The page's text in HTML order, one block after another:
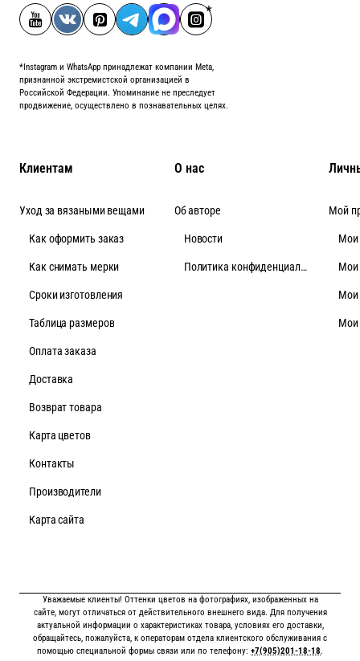
*Instagram и WhatsApp принадлежат компании Meta,
признанной экстремистской организацией в
Российской Федерации. Упоминание не преследует
продвижение, осуществлено в познавательных целях.
Клиентам
Уход за вязаными вещами
Как оформить заказ
Как снимать мерки
Cроки изготовления
Таблица размеров
Оплата заказа
Доставка
Возврат товара
Карта цветов
Контакты
Производители
Карта сайта
О нас
Об авторе
Новости
Политика конфиденциальности
Мой
Мои
Мои
Мои
Мои
Уважаемые клиенты! Оттенки цветов на фотографиях, изображенных на
сайте, могут отличаться от действительного внешнего вида. Для получения
актуальной информации о характеристиках товара, условиях его доставки,
обращайтесь, пожалуйста, к операторам отдела клиентского обслуживания с
помощью специальной формы связи или по телефону: +7(905)201-18-18.